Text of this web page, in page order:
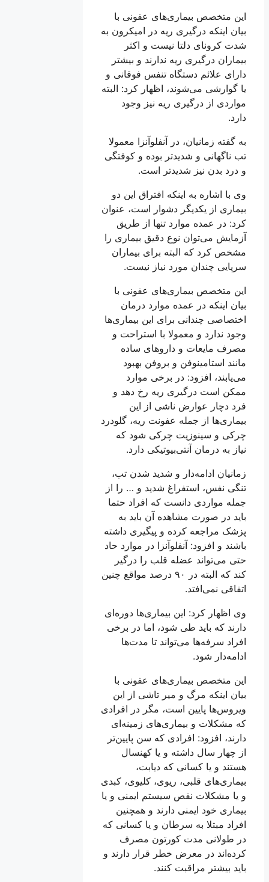
این متخصص بیماری‌های عفونی با
بیان اینکه درگیری ریه در امیکرون به
شدت کرونای دلتا نیست و اکثر
بیماران درگیری ریه ندارند و بیشتر
دارای علائم دستگاه تنفس فوقانی و
یا گوارشی می‌شوند، اظهار کرد: البته
مواردی از درگیری ریه نیز وجود
دارد.
به گفته زمانیان، در آنفلوآنزا معمولا
تب ناگهانی و شدیدتر بوده و کوفتگی
و درد بدن نیز شدیدتر است.
وی با اشاره به اینکه افتراق این دو
بیماری از یکدیگر دشوار است، عنوان
کرد: در عمده موارد تنها از طریق
آزمایش می‌توان نوع دقیق بیماری را
مشخص کرد که البته برای بیماران
سرپایی چندان مورد نیاز نیست.
این متخصص بیماری‌های عفونی با
بیان اینکه در عمده موارد درمان
اختصاصی چندانی برای این بیماری‌ها
وجود ندارد و معمولا با استراحت و
مصرف مایعات و دارو‌های ساده
مانند استامینوفن و بروفن بهبود
می‌یابند، افزود: در برخی موارد
ممکن است درگیری ریه رخ دهد و
فرد دچار عوارض ناشی از این
بیماری‌ها از جمله عفونت ریه، گلودرد
چرکی و سینوزیت چرکی شود که
نیاز به درمان آنتی‌بیوتیکی دارد.
زمانیان ادامه‌دار و شدید شدن تب،
تنگی نفس، استفراغ شدید و … را از
جمله مواردی دانست که افراد حتما
باید در صورت مشاهده آن باید به
پزشک مراجعه کرده و پیگیری داشته
باشند و افزود: آنفلوآنزا در موارد حاد
حتی می‌تواند عضله قلب را درگیر
کند که البته در ۹۰ درصد مواقع چنین
اتفاقی نمی‌افتد.
وی اظهار کرد: این بیماری‌ها دوره‌ای
دارند که باید طی شود، اما در برخی
افراد سرفه‌ها می‌تواند تا مدت‌ها
ادامه‌دار شود.
این متخصص بیماری‌های عفونی با
بیان اینکه مرگ و میر تاشی از این
ویروس‌ها پایین است، مگر در افرادی
که مشکلات و بیماری‌های زمینه‌ای
دارند، افزود: افرادی که سن پایین‌تر
از چهار سال داشته و یا کهنسال
هستند و یا کسانی که دیابت،
بیماری‌های قلبی، ریوی، کلیوی، کبدی
و یا مشکلات نقص سیستم ایمنی و یا
بیماری خود ایمنی دارند و همچنین
افراد مبتلا به سرطان و یا کسانی که
در طولانی مدت کورتون مصرف
کرده‌اند در معرض خطر قرار دارند و
باید بیشتر مراقبت کنند.